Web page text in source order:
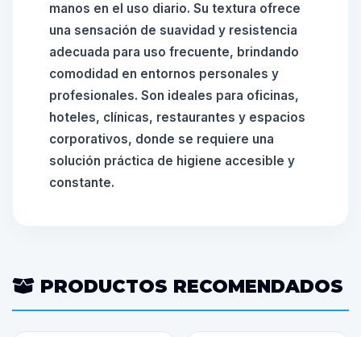
manos en el uso diario. Su textura ofrece
una sensación de suavidad y resistencia
adecuada para uso frecuente, brindando
comodidad en entornos personales y
profesionales. Son ideales para oficinas,
hoteles, clínicas, restaurantes y espacios
corporativos, donde se requiere una
solución práctica de higiene accesible y
constante.
PRODUCTOS RECOMENDADOS